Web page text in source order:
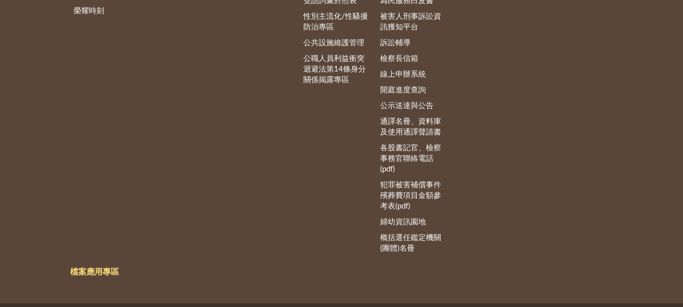
榮耀時刻
性別主流化/性騷擾
防治專區
公共設施維護管理
公職人員利益衝突
迴避法第14條身分
關係揭露專區
被害人刑事訴訟資
訊獲知平台
訴訟輔導
檢察長信箱
線上申辦系統
開庭進度查詢
公示送達與公告
通譯名冊、資料庫
及使用通譯聲請書
各股書記官、檢察
事務官聯絡電話
(pdf)
犯罪被害補償事件
殯葬費項目金額參
考表(pdf)
婦幼資訊園地
概括選任鑑定機關
(團體)名冊
檔案應用專區